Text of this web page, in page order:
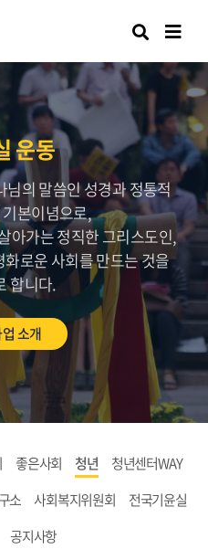
검색
운동
의 말씀인 성경과 정통적
본이념으로,
아가는 정직한 그리스도인,
로운 사회를 만드는 것을
합니다.
소개
좋은사회 청년
청년센터WAY
소 사회복지위원회
전국기윤실
공지사항